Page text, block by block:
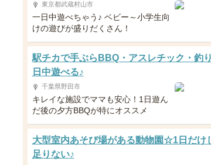
東京都武蔵村山市
一日中遊べちゃう♪ ベビー～小学生向
けの遊びが盛りだくさん！
駅チカで手ぶらBBQ・アスレチック・釣
日中遊べる♪
千葉県野田市
キレイな施設でママも安心！1日遊ん
だ後の夕方BBQが特にオススメ
大型室内あそび場がある動物園☆1日だけ
足りない♪